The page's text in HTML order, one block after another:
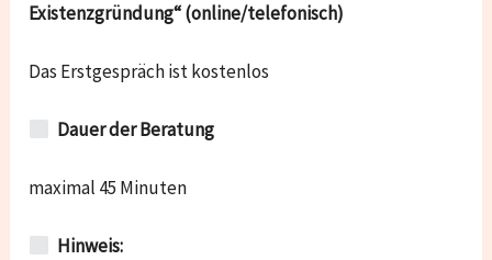
Existenzgründung“ (online/telefonisch)
Das Erstgespräch ist kostenlos
Dauer der Beratung
maximal 45 Minuten
Hinweis: